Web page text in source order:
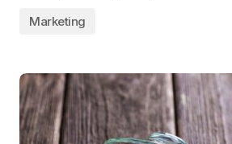
Marketing